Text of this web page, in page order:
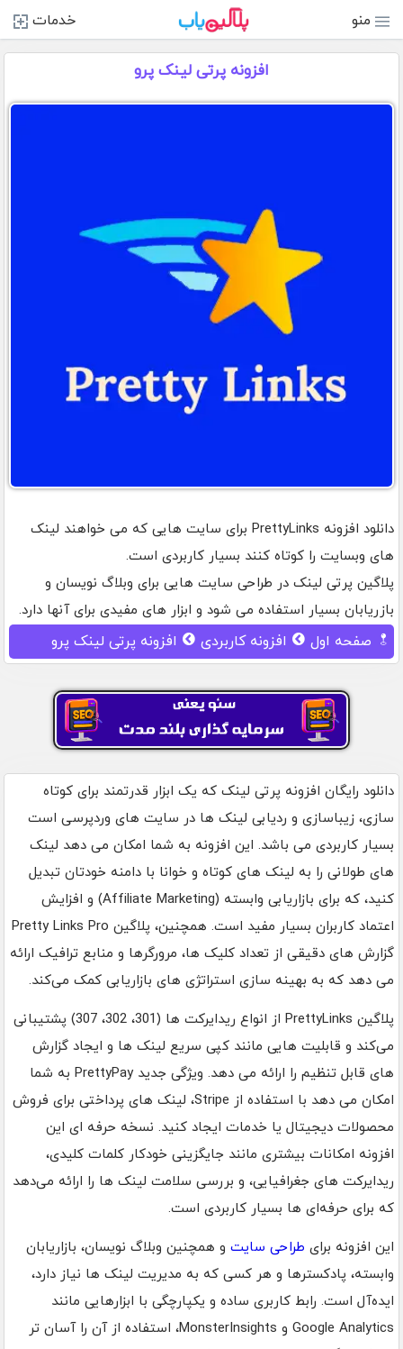
منو خدمات
افزونه پرتی لینک پرو
دانلود افزونه PrettyLinks برای سایت هایی که می خواهند لینک
های وبسایت را کوتاه کنند بسیار کاربردی است.
پلاگین پرتی لینک در طراحی سایت هایی برای وبلاگ نویسان و
بازریابان بسیار استفاده می شود و ابزار های مفیدی برای آنها دارد.
صفحه اول افزونه کاربردی افزونه پرتی لینک پرو
دانلود رایگان افزونه پرتی لینک که یک ابزار قدرتمند برای کوتاه
سازی، زیباسازی و ردیابی لینک ها در سایت های وردپرسی است
بسیار کاربردی می باشد. این افزونه به شما امکان می دهد لینک
های طولانی را به لینک های کوتاه و خوانا با دامنه خودتان تبدیل
کنید، که برای بازاریابی وابسته (Affiliate Marketing) و افزایش
اعتماد کاربران بسیار مفید است. همچنین، پلاگین Pretty Links Pro
گزارش های دقیقی از تعداد کلیک ها، مرورگرها و منابع ترافیک ارائه
می دهد که به بهینه سازی استراتژی های بازاریابی کمک می‌کند.
پلاگین PrettyLinks از انواع ریدایرکت ها (301، 302، 307) پشتیبانی
می‌کند و قابلیت هایی مانند کپی سریع لینک ها و ایجاد گزارش
های قابل تنظیم را ارائه می دهد. ویژگی جدید PrettyPay به شما
امکان می دهد با استفاده از Stripe، لینک های پرداختی برای فروش
محصولات دیجیتال یا خدمات ایجاد کنید. نسخه حرفه ای این
افزونه امکانات بیشتری مانند جایگزینی خودکار کلمات کلیدی،
ریدایرکت های جغرافیایی، و بررسی سلامت لینک ها را ارائه می‌دهد
که برای حرفه‌ای ها بسیار کاربردی است.
این افزونه برای طراحی سایت و همچنین وبلاگ نویسان، بازاریابان
وابسته، پادکسترها و هر کسی که به مدیریت لینک ها نیاز دارد،
ایده‌آل است. رابط کاربری ساده و یکپارچگی با ابزارهایی مانند
Google Analytics و MonsterInsights، استفاده از آن را آسان تر